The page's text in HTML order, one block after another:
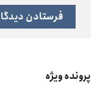
پرونده ویژه